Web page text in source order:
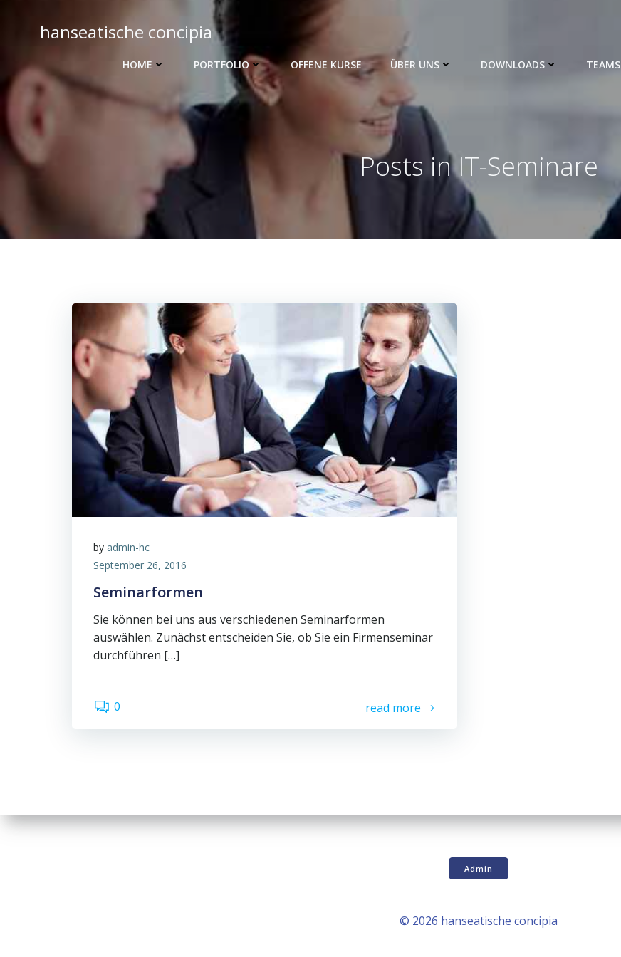
springenhanseatische concipia
HOME PORTFOLIO OFFENE KURSE ÜBER UNS DOWNLOADS TEAMS
Posts in IT-Seminare
by admin-hc
September 26, 2016
Seminarformen
Sie können bei uns aus verschiedenen Seminarformen
auswählen. Zunächst entscheiden Sie, ob Sie ein Firmenseminar
durchführen […]
0 read more
Admin
© 2026 hanseatische concipia